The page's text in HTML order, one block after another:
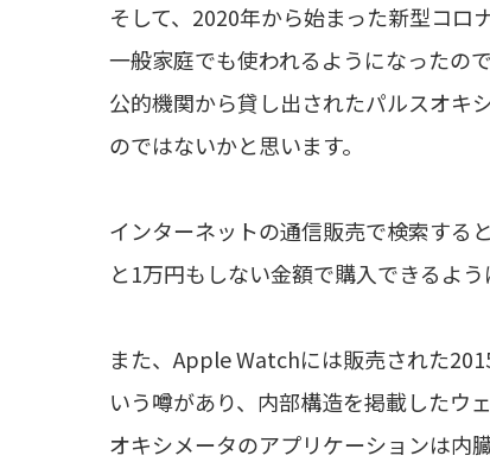
そして、2020年から始まった新型コ
一般家庭でも使われるようになったので
公的機関から貸し出されたパルスオキ
のではないかと思います。
インターネットの通信販売で検索する
と1万円もしない金額で購入できるよう
また、Apple Watchには販売された
いう噂があり、内部構造を掲載したウ
オキシメータのアプリケーションは内